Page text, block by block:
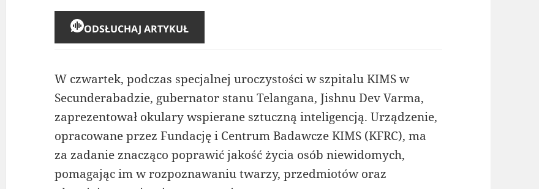
ODSŁUCHAJ ARTYKUŁ
W czwartek, podczas specjalnej uroczystości w szpitalu KIMS w
Secunderabadzie, gubernator stanu Telangana, Jishnu Dev Varma,
zaprezentował okulary wspierane sztuczną inteligencją. Urządzenie,
opracowane przez Fundację i Centrum Badawcze KIMS (KFRC), ma
za zadanie znacząco poprawić jakość życia osób niewidomych,
pomagając im w rozpoznawaniu twarzy, przedmiotów oraz